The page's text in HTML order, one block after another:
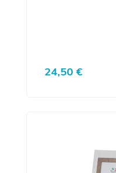
Regulärer Preis:
24,50 €